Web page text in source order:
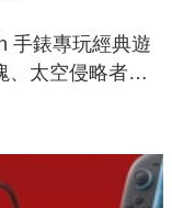
手錶專玩經典遊
、太空侵略者，